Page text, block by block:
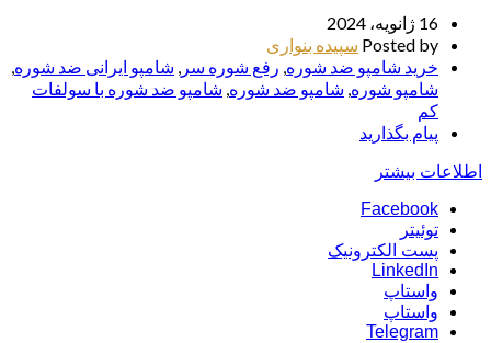
16 ژانویه، 2024
Posted by سپیده بنواری
خرید شامپو ضد شوره, رفع شوره سر , شامپو ایرانی ضد شوره,
شامپو شوره, شامپو ضد شوره, شامپو ضد شوره با سولفات
کم
پیام بگذارید
اطلاعات بیشتر
Facebook
توئیتر
پست الکترونیک
LinkedIn
واستاپ
واستاپ
Telegram